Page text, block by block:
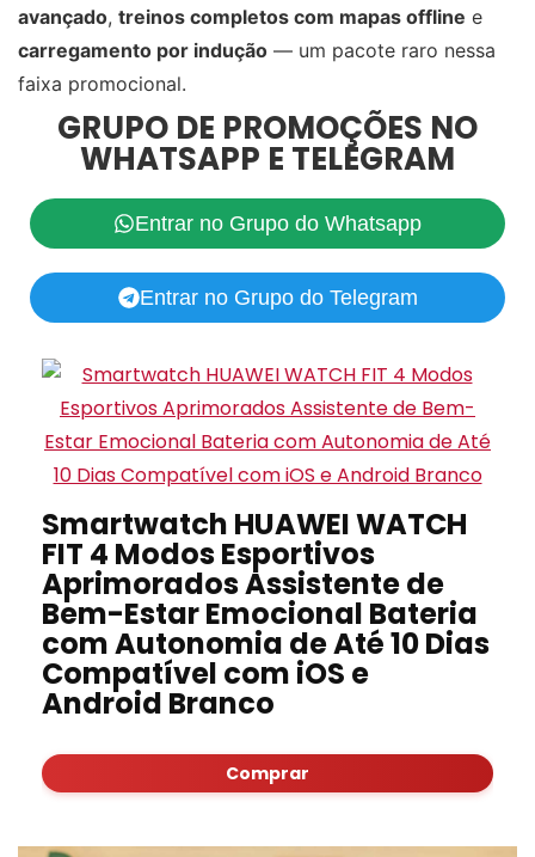
avançado, treinos completos com mapas offline e
carregamento por indução — um pacote raro nessa
faixa promocional.
GRUPO DE PROMOÇÕES NO
WHATSAPP E TELEGRAM
Entrar no Grupo do Whatsapp
Entrar no Grupo do Telegram
Smartwatch HUAWEI WATCH
FIT 4 Modos Esportivos
Aprimorados Assistente de
Bem-Estar Emocional Bateria
com Autonomia de Até 10 Dias
Compatível com iOS e
Android Branco
Comprar